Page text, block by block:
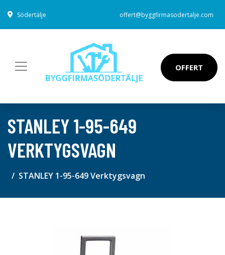
Södertälje offert@byggfirmasodertalje.com
OFFERT
STANLEY 1-95-649
VERKTYGSVAGN
STANLEY 1-95-649 Verktygsvagn